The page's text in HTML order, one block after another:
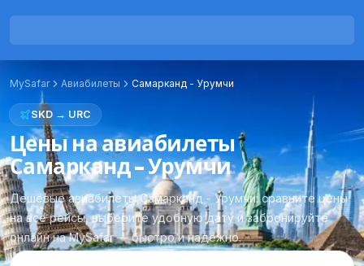
MySafar Авиабилеты Самарканд - Урумчи
SKD → URC
Цены на авиабилеты
Самарканд - Урумчи
Дешёвые авиабилеты Самарканд - Урумчи: сравните цены
на все рейсы, выберите удобную дату и забронируйте
онлайн на MySafar — быстро и надёжно.